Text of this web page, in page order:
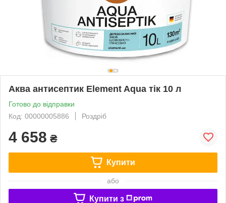
Аква антисептик Element Aqua тік 10 л
Готово до відправки
Код: 00000005886
Роздріб
4 658 ₴
Купити
або
Купити з